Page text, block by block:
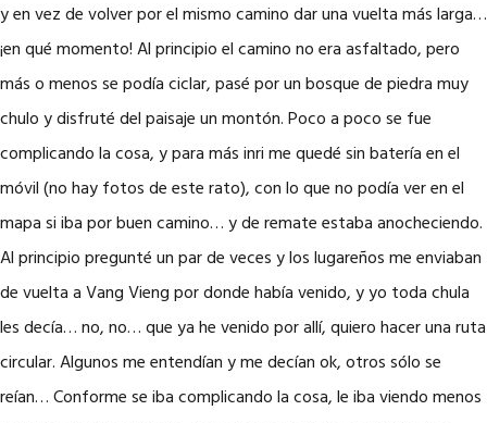
y en vez de volver por el mismo camino dar una vuelta más larga…
¡en qué momento! Al principio el camino no era asfaltado, pero
más o menos se podía ciclar, pasé por un bosque de piedra muy
chulo y disfruté del paisaje un montón. Poco a poco se fue
complicando la cosa, y para más inri me quedé sin batería en el
móvil (no hay fotos de este rato), con lo que no podía ver en el
mapa si iba por buen camino… y de remate estaba anocheciendo.
Al principio pregunté un par de veces y los lugareños me enviaban
de vuelta a Vang Vieng por donde había venido, y yo toda chula
les decía… no, no… que ya he venido por allí, quiero hacer una ruta
circular. Algunos me entendían y me decían ok, otros sólo se
reían… Conforme se iba complicando la cosa, le iba viendo menos